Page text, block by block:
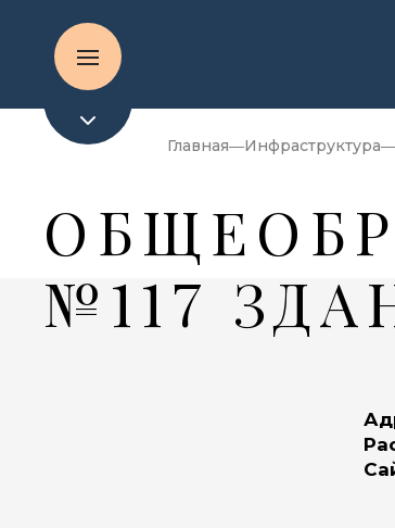
Главная Инфраструктура
№117